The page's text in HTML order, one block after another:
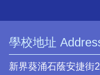
學校地址
新界葵涌石蔭安捷街